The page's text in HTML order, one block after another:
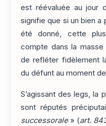
est réévaluée au jour
signifie que si un bien a
été donné, cette
compte dans la masse
de refléter fidèlement
du défunt au moment
S’agissant des legs, la
sont réputés
successorale» (art.